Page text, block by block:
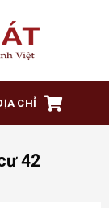
CHỈ
42